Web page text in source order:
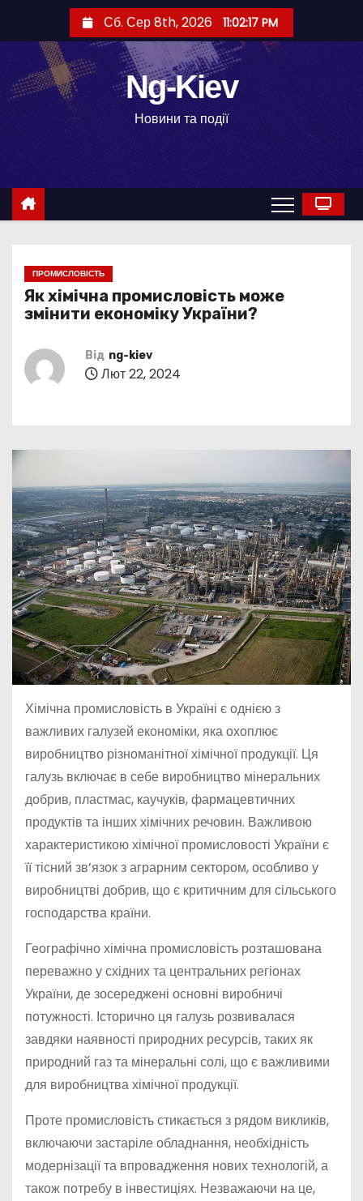
й
о
Сб. Сер 8th, 2026 11:02:18 PM
Ng-Kiev
Новини та події
ПРОМИСЛОВІСТЬ
Як хімічна промисловість може
змінити економіку України?
Від ng-kiev
Лют 22, 2024
Хімічна промисловість в Україні є однією з
важливих галузей економіки, яка охоплює
виробництво різноманітної хімічної продукції. Ця
галузь включає в себе виробництво мінеральних
добрив, пластмас, каучуків, фармацевтичних
продуктів та інших хімічних речовин. Важливою
характеристикою хімічної промисловості України є
її тісний зв’язок з аграрним сектором, особливо у
виробництві добрив, що є критичним для сільського
господарства країни.
Географічно хімічна промисловість розташована
переважно у східних та центральних регіонах
України, де зосереджені основні виробничі
потужності. Історично ця галузь розвивалася
завдяки наявності природних ресурсів, таких як
природний газ та мінеральні солі, що є важливими
для виробництва хімічної продукції.
Проте промисловість стикається з рядом викликів,
включаючи застаріле обладнання, необхідність
модернізації та впровадження нових технологій, а
також потребу в інвестиціях. Незважаючи на це,